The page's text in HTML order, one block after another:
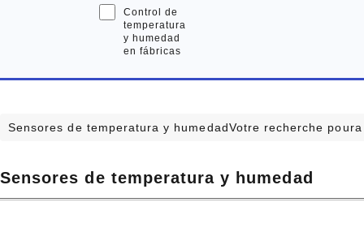
Control de
temperatura
y humedad
en fábricas
Sensores de temperatura y humedadVotre recherche
Sensores de temperatura y humedad